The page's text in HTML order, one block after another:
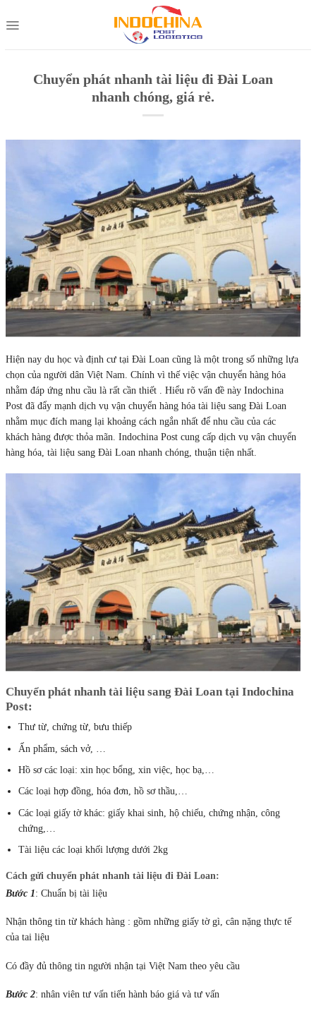
to
Chuyển phát nhanh tài liệu đi Đài Loan
nhanh chóng, giá rẻ.
Hiện nay du học và định cư tại Đài Loan cũng là một trong số những lựa
chọn của người dân Việt Nam. Chính vì thế việc vận chuyển hàng hóa
nhằm đáp ứng nhu cầu là rất cần thiết . Hiểu rõ vấn đề này Indochina
Post đã đẩy mạnh dịch vụ vận chuyển hàng hóa tài liệu sang Đài Loan
nhằm mục đích mang lại khoảng cách ngắn nhất để nhu cầu của các
khách hàng được thỏa mãn. Indochina Post cung cấp dịch vụ vận chuyển
hàng hóa, tài liệu sang Đài Loan nhanh chóng, thuận tiện nhất.
Chuyển phát nhanh tài liệu sang Đài Loan tại Indochina
Post:
Thư từ, chứng từ, bưu thiếp
Ấn phẩm, sách vở, …
Hồ sơ các loại: xin học bổng, xin việc, học bạ,…
Các loại hợp đồng, hóa đơn, hồ sơ thầu,…
Các loại giấy tờ khác: giấy khai sinh, hộ chiếu, chứng nhận, công
chứng,…
Tài liệu các loại khối lượng dưới 2kg
Cách gửi chuyển phát nhanh tài liệu đi Đài Loan:
Bước 1: Chuẩn bị tài liệu
Nhận thông tin từ khách hàng : gồm những giấy tờ gì, cân nặng thực tế
của tai liệu
Có đầy đủ thông tin người nhận tại Việt Nam theo yêu cầu
Bước 2: nhân viên tư vấn tiến hành báo giá và tư vấn